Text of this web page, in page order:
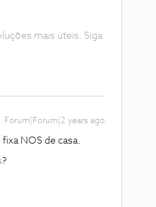
mais úteis. Siga
Forum|Forum|2 years ago
NOS de casa.
?